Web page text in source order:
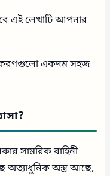
এই লেখাটি আপনার
একদম সহজ
সামরিক বাহিনী
অত্যাধুনিক অস্ত্র আছে,